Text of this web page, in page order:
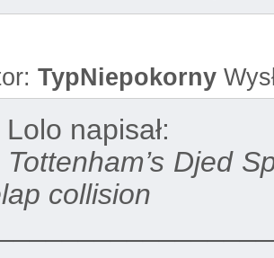
TypNiepokorny
napisał:
Tottenham’s Djed
collision